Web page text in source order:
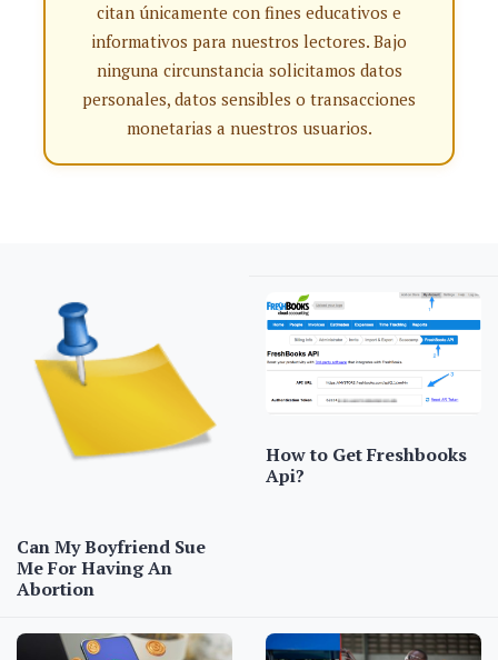
citan únicamente con fines educativos e
informativos para nuestros lectores. Bajo
ninguna circunstancia solicitamos datos
personales, datos sensibles o transacciones
monetarias a nuestros usuarios.
Can My Boyfriend Sue
Me For Having An
Abortion
How to Get Freshbooks
Api?